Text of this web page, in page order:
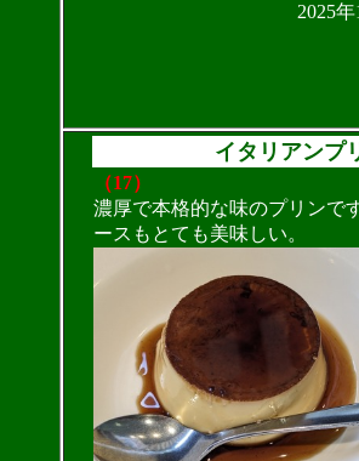
2025
イタリアンプ
（17）
濃厚で本格的な味のプリンで
ースもとても美味しい。